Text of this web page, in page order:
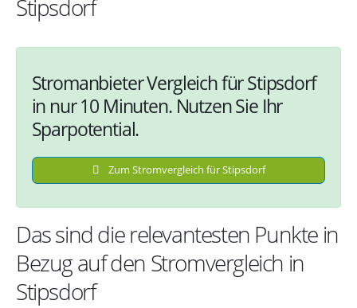
Stipsdorf
Stromanbieter Vergleich für Stipsdorf
in nur 10 Minuten. Nutzen Sie Ihr
Sparpotential.
Zum Stromvergleich für Stipsdorf
Das sind die relevantesten Punkte in
Bezug auf den Stromvergleich in
Stipsdorf